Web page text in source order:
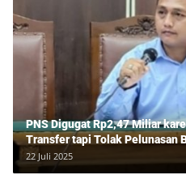
PNS Digugat Rp2,47 Miliar
Transfer tapi Tolak Pelunasan
Lawan Tipu Rp850 Juta
22 Juli 2025